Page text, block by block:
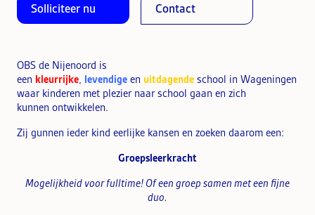
Solliciteer nu Contact
OBS de Nijenoord is
een kleurrijke, levendige en uitdagende school in Wageningen
waar kinderen met plezier naar school gaan en zich
kunnen ontwikkelen.
Zij gunnen ieder kind eerlijke kansen en zoeken daarom een:
Groepsleerkracht
Mogelijkheid voor fulltime! Of een groep samen met een fijne
duo.